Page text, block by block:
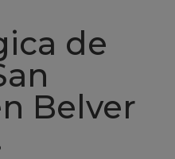
de
Belver